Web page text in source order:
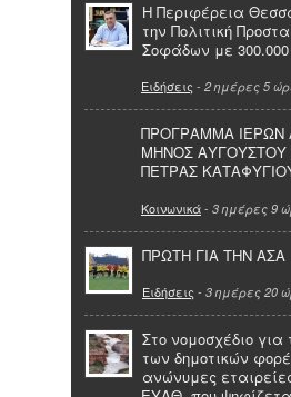
Η Περιφέρεια
την Πολιτική
Σοφάδων με
Ειδήσεις - 2 ημέρες 5
ΠΡΟΓΡΑΜΜΑ ΙΕΡΩΝ
ΜΗΝΟΣ ΑΥΓΟΥΣΤΟΥ
ΠΕΤΡΑΣ
Κοινωνικά- 3 ημέρες 9
ΠΡΩΤΗ ΓΙΑ ΤΗΝ ΑΣΑ
Ειδήσεις - 3 ημέρες 20
Στο νομοσχέδιο
των δημοτικών
ανώνυμες